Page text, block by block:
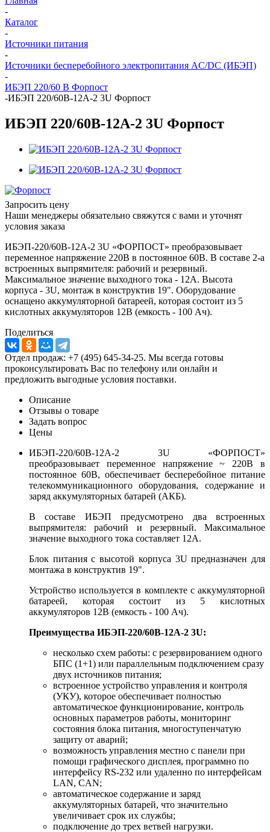
-
Каталог
-
Источники питания
-
Источники бесперебойного электропитания AC/DC (ИБЭП)
-
ИБЭП 220/60 В Форпост
-ИБЭП 220/60B-12A-2 3U Форпост
ИБЭП 220/60B-12A-2 3U Форпост
Запросить цену
Наши менеджеры обязательно свяжутся с вами и уточнят
условия заказа
ИБЭП-220/60B-12A-2 3U «ФОРПОСТ» преобразовывает
переменное напряжение 220В в постоянное 60В. В составе 2-а
встроенных выпрямителя: рабочий и резервный.
Максимальное значение выходного тока - 12А. Высота
корпуса - 3U, монтаж в конструктив 19". Оборудование
оснащено аккумуляторной батареей, которая состоит из 5
кислотных аккумуляторов 12B (емкость - 100 Ач).
Поделиться
Отдел продаж: +7 (495) 645-34-25. Мы всегда готовы
проконсультировать Вас по телефону или онлайн и
предложить выгодные условия поставки.
Описание
Отзывы о товаре
Задать вопрос
Цены
ИБЭП-220/60B-12A-2 3U «ФОРПОСТ»
преобразовывает переменное напряжение ~ 220В в
постоянное 60В, обеспечивает бесперебойное питание
телекоммуникационного оборудования, содержание и
заряд аккумуляторных батарей (АКБ).
В составе ИБЭП предусмотрено два встроенных
выпрямителя: рабочий и резервный. Максимальное
значение выходного тока составляет 12А.
Блок питания с высотой корпуса 3U предназначен для
монтажа в конструктив 19".
Устройство используется в комплекте с аккумуляторной
батареей, которая состоит из 5 кислотных
аккумуляторов 12B (емкость - 100 Ач).
Преимущества ИБЭП-220/60B-12A-2 3U:
несколько схем работы: с резервированием одного
БПС (1+1) или параллельным подключением сразу
двух источников питания;
встроенное устройство управления и контроля
(УКУ), которое обеспечивает полностью
автоматическое функционирование, контроль
основных параметров работы, мониторинг
состояния блока питания, многоступенчатую
защиту от аварий;
возможность управления местно с панели при
помощи графического дисплея, программно по
интерфейсу RS-232 или удаленно по интерфейсам
LAN, CAN;
автоматическое содержание и заряд
аккумуляторных батарей, что значительно
увеличивает срок их службы;
подключение до трех ветвей нагрузки.